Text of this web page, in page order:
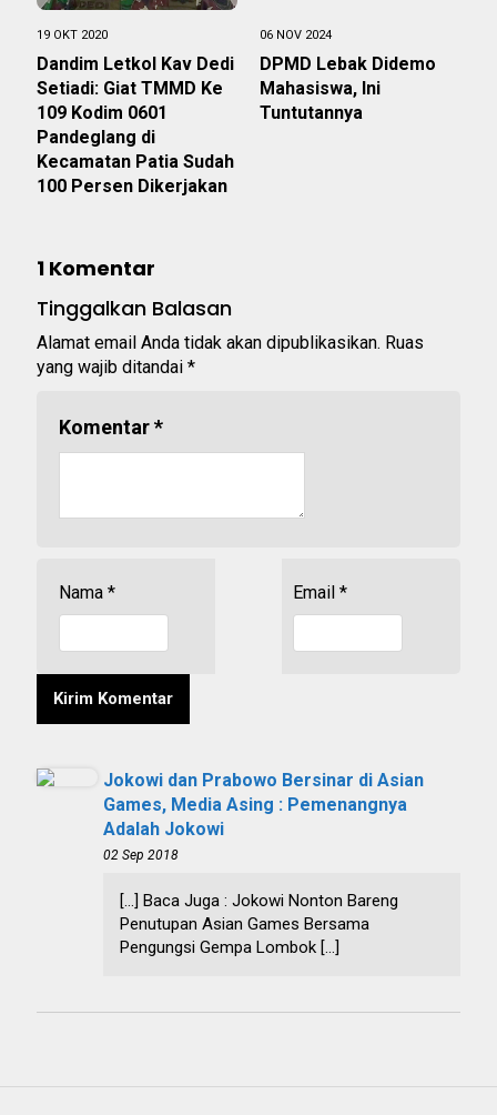
19 OKT 2020
Dandim Letkol Kav Dedi
Setiadi: Giat TMMD Ke
109 Kodim 0601
Pandeglang di
Kecamatan Patia Sudah
100 Persen Dikerjakan
06 NOV 2024
DPMD Lebak Didemo
Mahasiswa, Ini
Tuntutannya
1 Komentar
Tinggalkan Balasan
Alamat email Anda tidak akan dipublikasikan. Ruas
yang wajib ditandai *
Komentar*
Nama * Email *
Jokowi dan Prabowo Bersinar di Asian
Games, Media Asing : Pemenangnya
Adalah Jokowi
02 Sep 2018
[…] Baca Juga : Jokowi Nonton Bareng
Penutupan Asian Games Bersama
Pengungsi Gempa Lombok […]